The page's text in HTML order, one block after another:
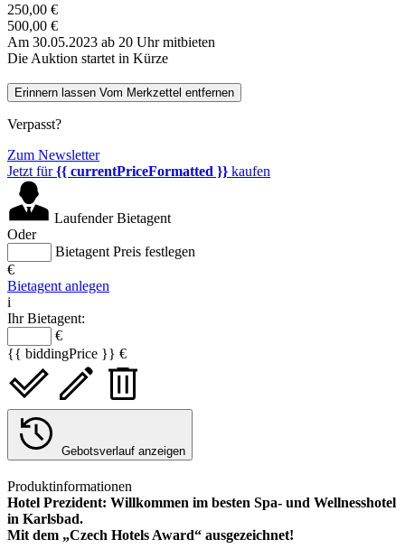
250,00 €
500,00 €
Am 30.05.2023 ab 20 Uhr mitbieten
Die Auktion startet in Kürze
Erinnern lassen Vom Merkzettel entfernen
Verpasst?
Zum Newsletter
Jetzt für{{ currentPriceFormatted }} kaufen
Laufender Bietagent
Oder
Bietagent Preis festlegen
€
Bietagent anlegen
i
Ihr Bietagent:
€
{{ biddingPrice }} €
Gebotsverlauf anzeigen
Produktinformationen
Hotel Prezident: Willkommen im besten Spa- und Wellnesshotel
in Karlsbad.
Mit dem „Czech Hotels Award“ ausgezeichnet!